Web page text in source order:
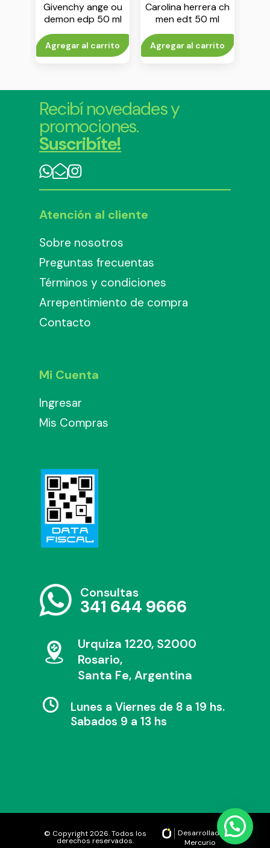
Givenchy ange ou
demon edp 50 ml
Agregar al carrito
Carolina herrera ch
men edt 50 ml
Agregar al carrito
Recibí novedades y
promociones.
Suscribíte!
Atención al cliente
Sobre nosotros
Preguntas frecuentas
Términos y condiciones
Arrepentimiento de compra
Contacto
Mi Cuenta
Ingresar
Mis Compras
Consultas
341 644 9666
Urquiza 1220, S2000
Rosario,
Santa Fe, Argentina
Lunes a Viernes de 8 a 19 hs.
Sabados 9 a 13 hs
© Copyright 2026. Todos los
derechos reservados.
Desarrollado por
Mercurio